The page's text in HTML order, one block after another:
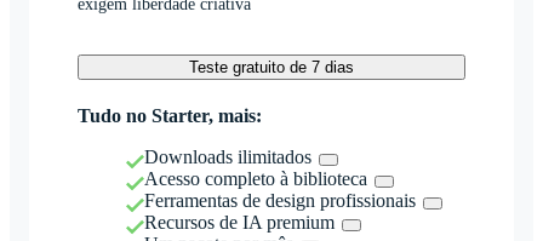
exigem liberdade criativa
Teste gratuito de 7 dias
Tudo no Starter, mais:
Downloads ilimitados
Acesso completo à biblioteca
Ferramentas de design profissionais
Recursos de IA premium